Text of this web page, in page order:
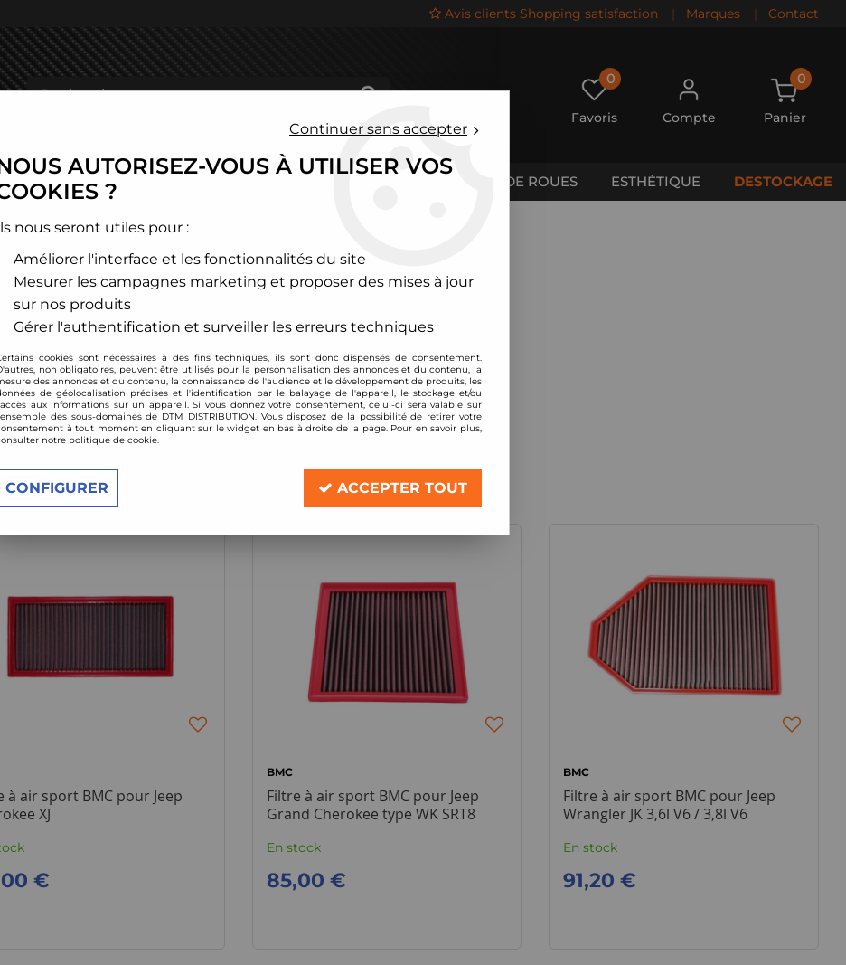
Avis clients Shopping satisfaction | Marques | Contact
0
Favoris Compte
0
Panier
CHÂSSIS CALES DE ROUES ESTHÉTIQUE DESTOCKAGE
> Jeep
JEEP
5 articles sur 5
à air sport BMC pour Jeep
XJ
€
BMC
Filtre à air sport BMC pour Jeep
Grand Cherokee type WK SRT8
En stock
85,00 €
BMC
Filtre à air sport BMC pour Jeep
Wrangler JK 3,6l V6 / 3,8l V6
En stock
91,20 €
Continuer sans accepter
AUTORISEZ-VOUS À UTILISER VOS
?
nous seront utiles pour :
Améliorer l'interface et les fonctionnalités du site
Mesurer les campagnes marketing et proposer des mises à jour
sur nos produits
Gérer l'authentification et surveiller les erreurs techniques
cookies sont nécessaires à des fins techniques, ils sont donc dispensés de consentement.
non obligatoires, peuvent être utilisés pour la personnalisation des annonces et du contenu, la
des annonces et du contenu, la connaissance de l'audience et le développement de produits, les
de géolocalisation précises et l'identification par le balayage de l'appareil, le stockage et/ou
aux informations sur un appareil. Si vous donnez votre consentement, celui-ci sera valable sur
des sous-domaines de DTM DISTRIBUTION. Vous disposez de la possibilité de retirer votre
à tout moment en cliquant sur le widget en bas à droite de la page. Pour en savoir plus,
notre politique de cookie.
CONFIGURER ACCEPTER TOUT